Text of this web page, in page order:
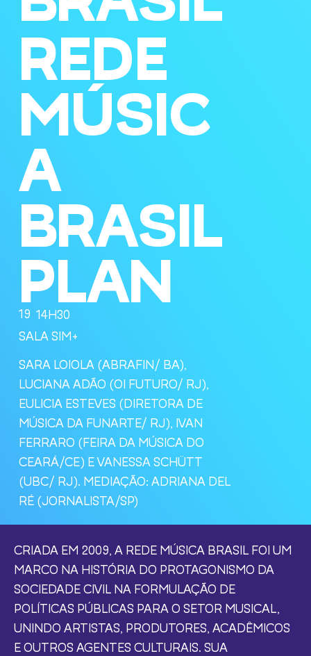
REDE
MÚSIC
A
BRASIL
PLAN
19 14H30
SALA SIM+
SARA LOIOLA (ABRAFIN/ BA),
LUCIANA ADÃO (OI FUTURO/ RJ),
EULICIA ESTEVES (DIRETORA DE
MÚSICA DA FUNARTE/ RJ), IVAN
FERRARO (FEIRA DA MÚSICA DO
CEARÁ/CE) E VANESSA SCHÜTT
(UBC/ RJ). MEDIAÇÃO: ADRIANA DEL
RÉ (JORNALISTA/SP)
CRIADA EM 2009, A REDE MÚSICA BRASIL FOI UM
MARCO NA HISTÓRIA DO PROTAGONISMO DA
SOCIEDADE CIVIL NA FORMULAÇÃO DE
POLÍTICAS PÚBLICAS PARA O SETOR MUSICAL,
UNINDO ARTISTAS, PRODUTORES, ACADÊMICOS
E OUTROS AGENTES CULTURAIS. SUA